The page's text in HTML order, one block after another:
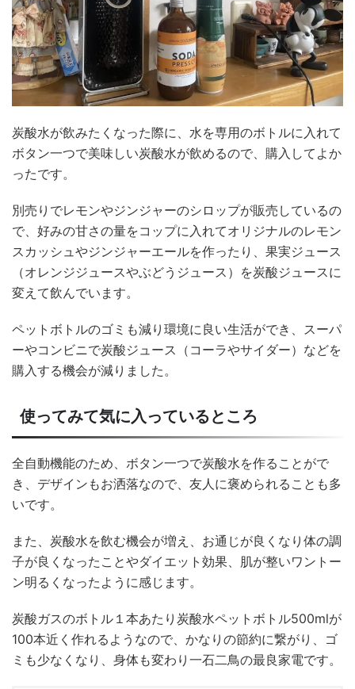
炭酸水が飲みたくなった際に、水を専用のボトルに入れて
ボタン一つで美味しい炭酸水が飲めるので、購入してよか
ったです。
別売りでレモンやジンジャーのシロップが販売しているの
で、好みの甘さの量をコップに入れてオリジナルのレモン
スカッシュやジンジャーエールを作ったり、果実ジュース
（オレンジジュースやぶどうジュース）を炭酸ジュースに
変えて飲んでいます。
ペットボトルのゴミも減り環境に良い生活ができ、スーパ
ーやコンビニで炭酸ジュース（コーラやサイダー）などを
購入する機会が減りました。
使ってみて気に入っているところ
全自動機能のため、ボタン一つで炭酸水を作ることがで
き、デザインもお洒落なので、友人に褒められることも多
いです。
また、炭酸水を飲む機会が増え、お通じが良くなり体の調
子が良くなったことやダイエット効果、肌が整いワントー
ン明るくなったように感じます。
炭酸ガスのボトル１本あたり炭酸水ペットボトル500mlが
100本近く作れるようなので、かなりの節約に繋がり、ゴ
ミも少なくなり、身体も変わり一石二鳥の最良家電です。